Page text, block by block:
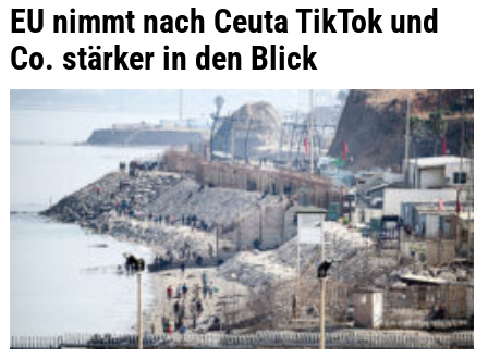
EU nimmt nach Ceuta TikTok und
Co. stärker in den Blick